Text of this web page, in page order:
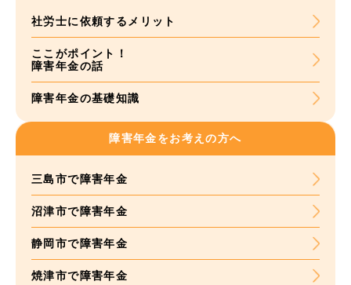
社労士に依頼するメリット
ここがポイント！
障害年金の話
障害年金の基礎知識
障害年金をお考えの方へ
三島市で障害年金
沼津市で障害年金
静岡市で障害年金
焼津市で障害年金